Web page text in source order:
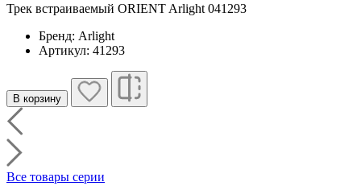
Трек встраиваемый ORIENT Arlight 041293
Бренд: Arlight
Артикул: 41293
В корзину
Все товары серии